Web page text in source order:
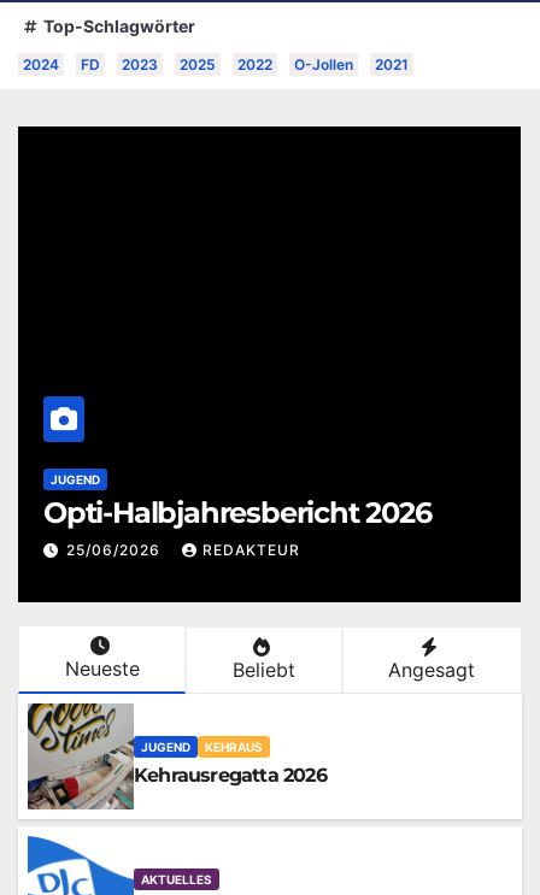
Top-Schlagwörter
2024 FD 2023 2025 2022 O-Jollen 2021
JUGEND
Opti-Halbjahresbericht 2026
25/06/2026 REDAKTEUR
Neueste Beliebt Angesagt
JUGEND KEHRAUS
Kehrausregatta 2026
AKTUELLES